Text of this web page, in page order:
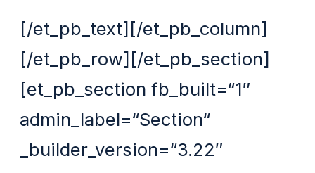
[/et_pb_text][/et_pb_column]
[/et_pb_row][/et_pb_section]
[et_pb_section fb_built=“1″
admin_label=“Section“
_builder_version=“3.22″